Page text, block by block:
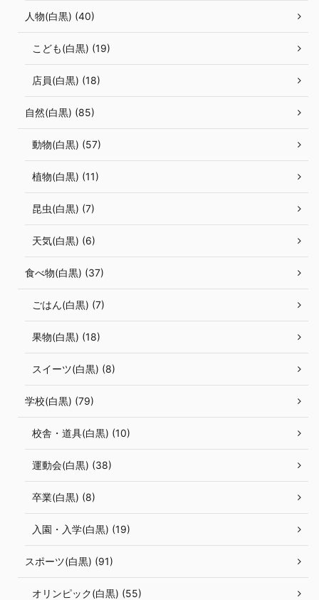
人物(白黒) (40)
こども(白黒) (19)
店員(白黒) (18)
自然(白黒) (85)
動物(白黒) (57)
植物(白黒) (11)
昆虫(白黒) (7)
天気(白黒) (6)
食べ物(白黒) (37)
ごはん(白黒) (7)
果物(白黒) (18)
スイーツ(白黒) (8)
学校(白黒) (79)
校舎・道具(白黒) (10)
運動会(白黒) (38)
卒業(白黒) (8)
入園・入学(白黒) (19)
スポーツ(白黒) (91)
オリンピック(白黒) (55)